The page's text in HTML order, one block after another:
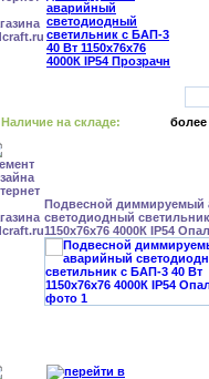
Наличие на складе: более
Подвесной диммируемый
светодиодный
1150x76x76 4000К IP54 Опал